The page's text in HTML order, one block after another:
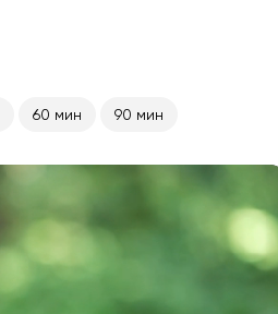
60 мин 90 мин
01:44